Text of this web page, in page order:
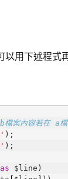
以用下述程式
案內容若在 a檔
as